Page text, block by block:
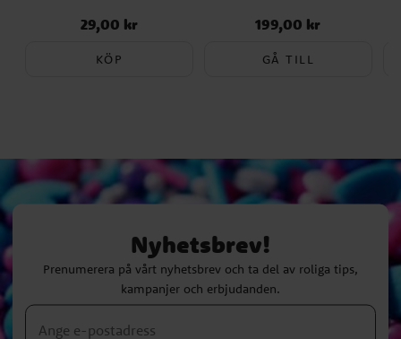
Pris:29,00 kr
29,00 kr
KÖP
Pris:199,00 kr
199,00 kr
GÅ TILL
Nyhetsbrev!
Prenumerera på vårt nyhetsbrev och ta del av roliga tips,
kampanjer och erbjudanden.